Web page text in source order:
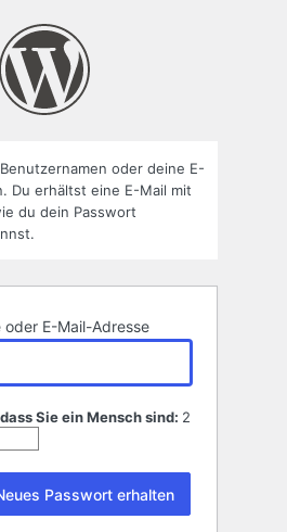
oder deine E-
Du erhältst eine E-Mail mit
du dein Passwort
oder E-Mail-Adresse
Sie ein Mensch sind: 2